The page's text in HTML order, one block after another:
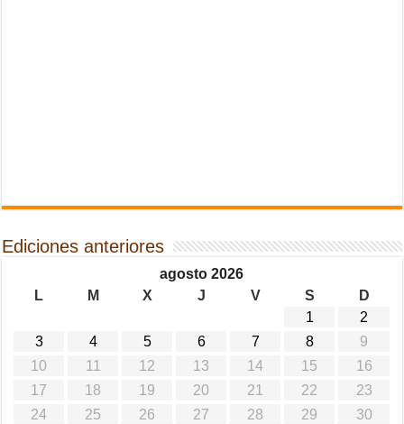
Ediciones anteriores
agosto 2026
L
M X J V S
D
1
2
3
4 5 6 7 8
9
10
11 12 13 14 15
16
17
18 19 20 21 22
23
24
25 26 27 28 29
30